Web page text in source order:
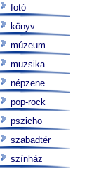
fotó
könyv
múzeum
muzsika
népzene
pop-rock
pszicho
szabadtér
színház